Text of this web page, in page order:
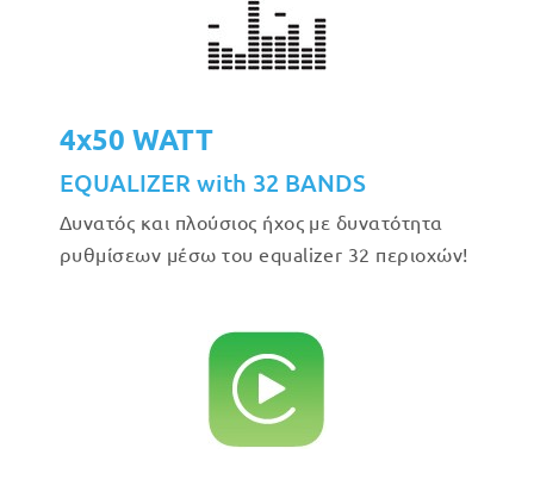
4x50 WATT
EQUALIZER with 32 BANDS
Δυνατός και πλούσιος ήχος με δυνατότητα
ρυθμίσεων μέσω του equalizer 32 περιοχών!